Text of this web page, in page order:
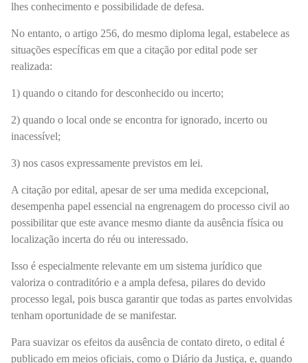
lhes conhecimento e possibilidade de defesa.
No entanto, o artigo 256, do mesmo diploma legal, estabelece as
situações específicas em que a citação por edital pode ser
realizada:
1) quando o citando for desconhecido ou incerto;
2) quando o local onde se encontra for ignorado, incerto ou
inacessível;
3) nos casos expressamente previstos em lei.
A citação por edital, apesar de ser uma medida excepcional,
desempenha papel essencial na engrenagem do processo civil ao
possibilitar que este avance mesmo diante da ausência física ou
localização incerta do réu ou interessado.
Isso é especialmente relevante em um sistema jurídico que
valoriza o contraditório e a ampla defesa, pilares do devido
processo legal, pois busca garantir que todas as partes envolvidas
tenham oportunidade de se manifestar.
Para suavizar os efeitos da ausência de contato direto, o edital é
publicado em meios oficiais, como o Diário da Justiça, e, quando